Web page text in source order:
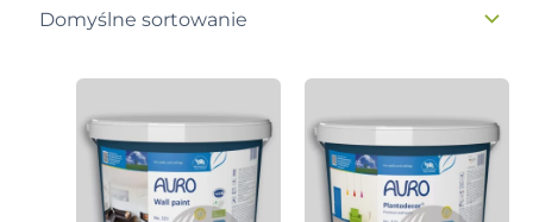
od
88,02zł
do
371,23zł
produkt
ma
wiele
wariantów.
od
142,16zł
do
565,11zł
ma
wiele